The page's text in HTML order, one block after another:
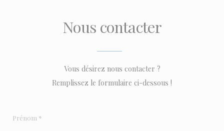
Nous contacter
Vous désirez nous contacter ?
Remplissez le formulaire ci-dessous !